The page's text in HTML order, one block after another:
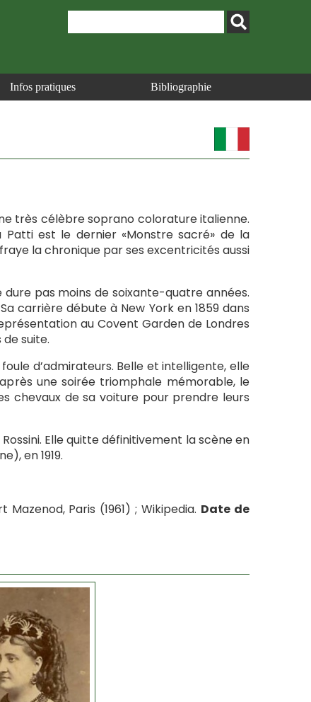
Infos pratiques Bibliographie
très célèbre soprano colorature italienne.
Patti est le dernier «Monstre sacré» de la
la chronique par ses excentricités aussi
pas moins de soixante-quatre années.
carrière débute à New York en 1859 dans
au Covent Garden de Londres
suite.
d’admirateurs. Belle et intelligente, elle
une soirée triomphale mémorable, le
chevaux de sa voiture pour prendre leurs
Elle quitte définitivement la scène en
en 1919.
Paris (1961) ; Wikipedia. Date de